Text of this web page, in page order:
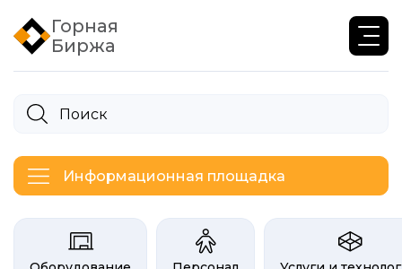
Горная
Биржа
Информационная площадка
Категории на бирже Инфогор